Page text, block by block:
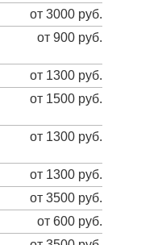
от 3000 руб.
от 900 руб.
от 1300 руб.
от 1500 руб.
от 1300 руб.
от 1300 руб.
от 3500 руб.
от 600 руб.